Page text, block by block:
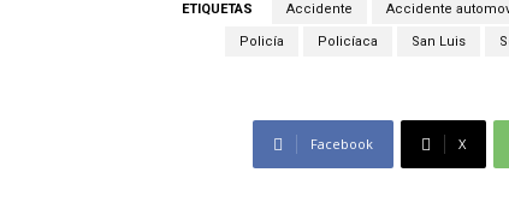
ETIQUETAS Accidente Accidente
Policía Policíaca San Luis
Facebook X